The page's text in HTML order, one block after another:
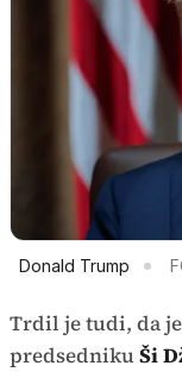
Donald Trump
Trdil je tudi, da
predsednikuŠi